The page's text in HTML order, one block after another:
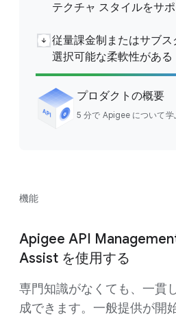
テクチャ スタイルをサポ
従量課金制またはサブ
選択可能な柔軟性がある
プロダクトの概要
5 分で Apigee について学
機能
Apigee API
Assist を使用する
専門知識がなくても、一貫
成できます。一般提供が開